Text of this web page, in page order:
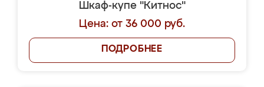
Шкаф-купе "Китнос"
Цена: от 36 000 руб.
ПОДРОБНЕЕ